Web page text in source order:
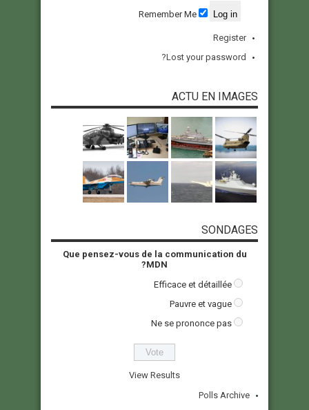
Register
Lost your password?
ACTU EN IMAGES
SONDAGES
Que pensez-vous de la communication du
MDN?
Efficace et détaillée
Pauvre et vague
Ne se prononce pas
View Results
Polls Archive